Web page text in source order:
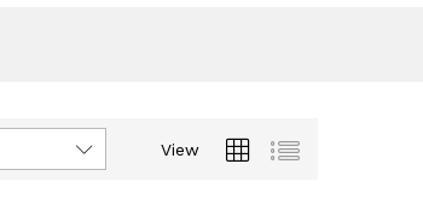
View